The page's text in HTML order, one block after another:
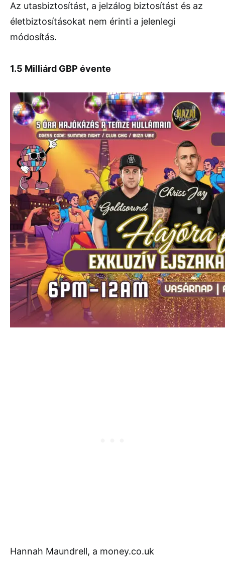
Az utasbiztosítást, a jelzálog biztosítást és az
életbiztosításokat nem érinti a jelenlegi
módosítás.
1.5 Milliárd GBP évente
Hannah Maundrell, a money.co.uk